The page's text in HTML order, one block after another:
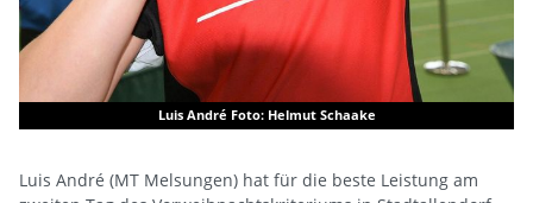
Luis André Foto: Helmut Schaake
Luis André (MT Melsungen) hat für die beste Leistung am